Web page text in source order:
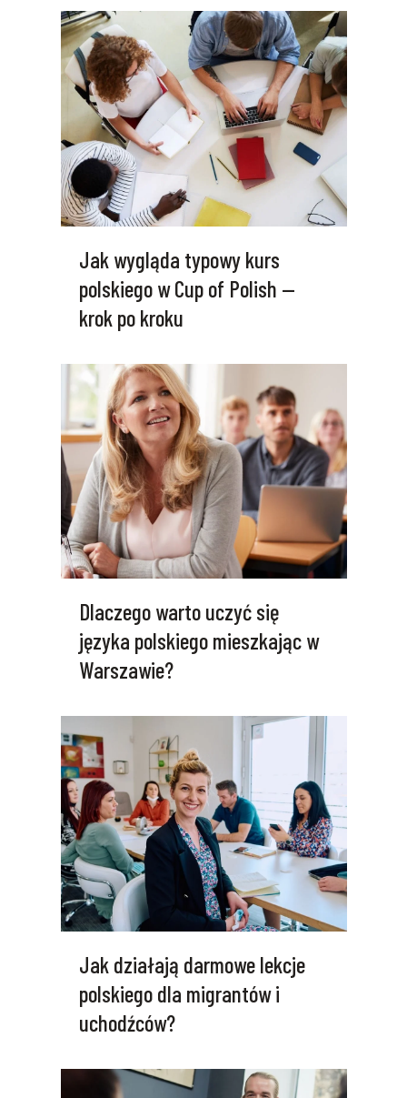
Jak wygląda typowy kurs
polskiego w Cup of Polish —
krok po kroku
Dlaczego warto uczyć się
języka polskiego mieszkając w
Warszawie?
Jak działają darmowe lekcje
polskiego dla migrantów i
uchodźców?